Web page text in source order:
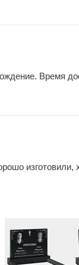
Время
изготовили,